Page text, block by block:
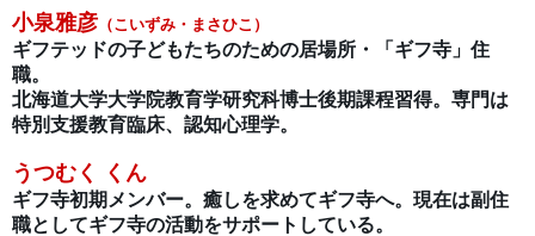
小泉雅彦 （こいずみ・まさひこ）
ギフテッドの子どもたちのための居場所・「ギフ寺」住
職。
北海道大学大学院教育学研究科博士後期課程習得。専門は
特別支援教育臨床、認知心理学。
うつむく くん
ギフ寺初期メンバー。癒しを求めてギフ寺へ。現在は副住
職としてギフ寺の活動をサポートしている。